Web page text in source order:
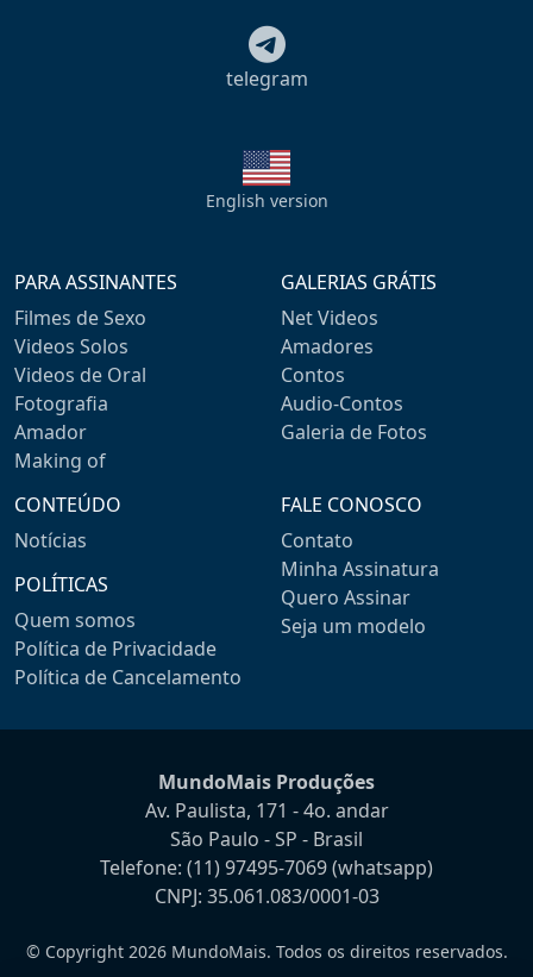
telegram
English version
PARA ASSINANTES
Filmes de Sexo
Videos Solos
Videos de Oral
Fotografia
Amador
Making of
GALERIAS GRÁTIS
Net Videos
Amadores
Contos
Audio-Contos
Galeria de Fotos
CONTEÚDO
Notícias
POLÍTICAS
Quem somos
Política de Privacidade
Política de Cancelamento
FALE CONOSCO
Contato
Minha Assinatura
Quero Assinar
Seja um modelo
MundoMais Produções
Av. Paulista, 171 - 4o. andar
São Paulo - SP - Brasil
Telefone: (11) 97495-7069(whatsapp)
CNPJ: 35.061.083/0001-03
© Copyright 2026 MundoMais. Todos os direitos reservados.